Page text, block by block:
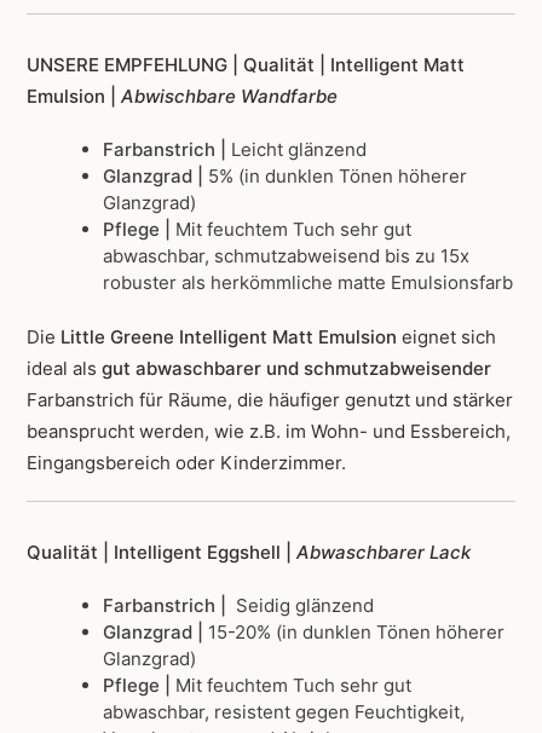
UNSERE EMPFEHLUNG | Qualität | Intelligent Matt
Emulsion | Abwischbare Wandfarbe
Farbanstrich | Leicht glänzend
Glanzgrad | 5% (in dunklen Tönen höherer
Glanzgrad)
Pflege |
Mit feuchtem Tuch sehr gut
abwaschbar, schmutzabweisend bis zu 15x
robuster als herkömmliche matte Emulsionsfarb
Die Little Greene Intelligent Matt Emulsion eignet sich
ideal als gut abwaschbarer und schmutzabweisender
Farbanstrich für Räume, die häufiger genutzt und stärker
beansprucht werden, wie z.B. im Wohn- und Essbereich,
Eingangsbereich oder Kinderzimmer.
Qualität | Intelligent Eggshell | Abwaschbarer Lack
Farbanstrich | Seidig glänzend
Glanzgrad |
15-20% (in dunklen Tönen höherer
Glanzgrad)
Pflege |
Mit feuchtem Tuch sehr gut
abwaschbar, resistent gegen Feuchtigkeit,